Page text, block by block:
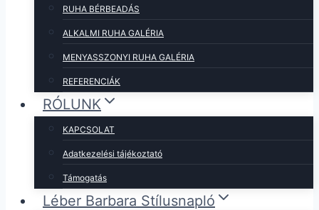
RUHA BÉRBEADÁS
ALKALMI RUHA GALÉRIA
MENYASSZONYI RUHA GALÉRIA
REFERENCIÁK
RÓLUNK
KAPCSOLAT
Adatkezelési tájékoztató
Támogatás
Léber Barbara Stílusnapló